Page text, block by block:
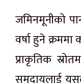
जमिनमूनीको
वर्षा हुने
प्राकृतिक